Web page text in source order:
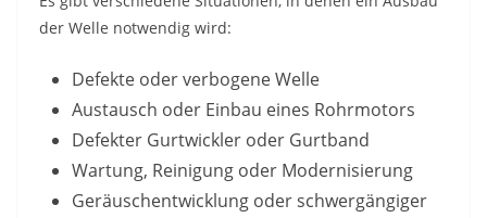
der Welle notwendig wird:
Defekte oder verbogene Welle
Austausch oder Einbau eines Rohrmotors
Defekter Gurtwickler oder Gurtband
Wartung, Reinigung oder Modernisierung
Geräuschentwicklung oder schwergängiger